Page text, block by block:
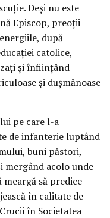
Deşi nu este
Episcop, preoţii
după
catolice,
şi înfiinţând
şi duşmănoase
pe care l-a
de infanterie luptând
buni păstori,
mergând acolo unde
să predice
în calitate de
în Societatea